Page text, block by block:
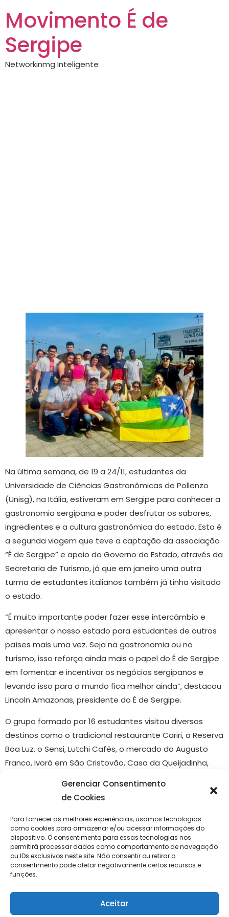
Gerenciar Consentimento
de Cookies
Para fornecer as melhores experiências, usamos tecnologias
como cookies para armazenar e/ou acessar informações do
dispositivo. O consentimento para essas tecnologias nos
permitirá processar dados como comportamento de navegação
ou IDs exclusivos neste site. Não consentir ou retirar o
consentimento pode afetar negativamente certos recursos e
funções.
Aceitar
Movimento É de
Sergipe
Networkinmg Inteligente
Na última semana, de 19 a 24/11, estudantes da
Universidade de Ciências Gastronômicas de Pollenzo
(Unisg), na Itália, estiveram em Sergipe para conhecer a
gastronomia sergipana e poder desfrutar os sabores,
ingredientes e a cultura gastronômica do estado. Esta é
a segunda viagem que teve a captação da associação
“É de Sergipe” e apoio do Governo do Estado, através da
Secretaria de Turismo, já que em janeiro uma outra
turma de estudantes italianos também já tinha visitado
o estado.
“É muito importante poder fazer esse intercâmbio e
apresentar o nosso estado para estudantes de outros
países mais uma vez. Seja na gastronomia ou no
turismo, isso reforça ainda mais o papel do É de Sergipe
em fomentar e incentivar os negócios sergipanos e
levando isso para o mundo fica melhor ainda”, destacou
Lincoln Amazonas, presidente do É de Sergipe.
O grupo formado por 16 estudantes visitou diversos
destinos como o tradicional restaurante Cariri, a Reserva
Boa Luz, o Sensi, Lutchi Cafés, o mercado do Augusto
Franco, Ivorá em São Cristovão, Casa da Queijadinha,
Mercado Antônio Franco, restaurante Caçarola e o
Sobre a Unisg
Adepta do Slow Food, que é um movimento global que
busca promover uma alimentação saudável,
sustentável e consciente, a Universidade fica situada no
propõe um modelo educativo único e inovador, baseado